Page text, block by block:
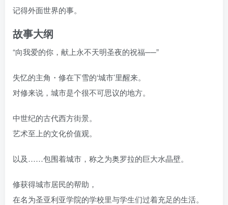
记得外面世界的事。
故事大纲
“向我爱的你，献上永不天明圣夜的祝福──”
失忆的主角・修在下雪的‘城市’里醒来。
对修来说，城市是个很不可思议的地方。
中世纪的古代西方街景。
艺术至上的文化价值观。
以及……包围着城市，称之为奥罗拉的巨大水晶壁。
修获得城市居民的帮助，
在名为圣亚利亚学院的学校里与学生们过着充足的生活。